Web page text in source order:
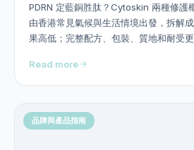
PDRN 定藍銅胜肽？Cytoskin 兩種修護
由香港常見氣候與生活情境出發，拆解
果高低；完整配方、包裝、質地和耐受
成分或作過度功效承諾。
Read more
品牌與產品指南